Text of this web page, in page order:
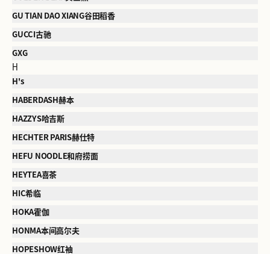
GU TIAN DAO XIANG谷田稻香
GUCCI古驰
GXG
H
H's
HABERDASH赫本
HAZZYS哈吉斯
HECHTER PARIS赫仕特
HEFU NOODLE和府捞面
HEYTEA喜茶
HIC希临
HOKA霍伽
HONMA本间高尔夫
HOPESHOW红袖